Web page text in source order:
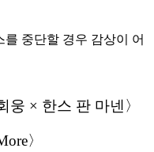
중단할 경우 감상이 어
× 한스 판 마넨〉
〉